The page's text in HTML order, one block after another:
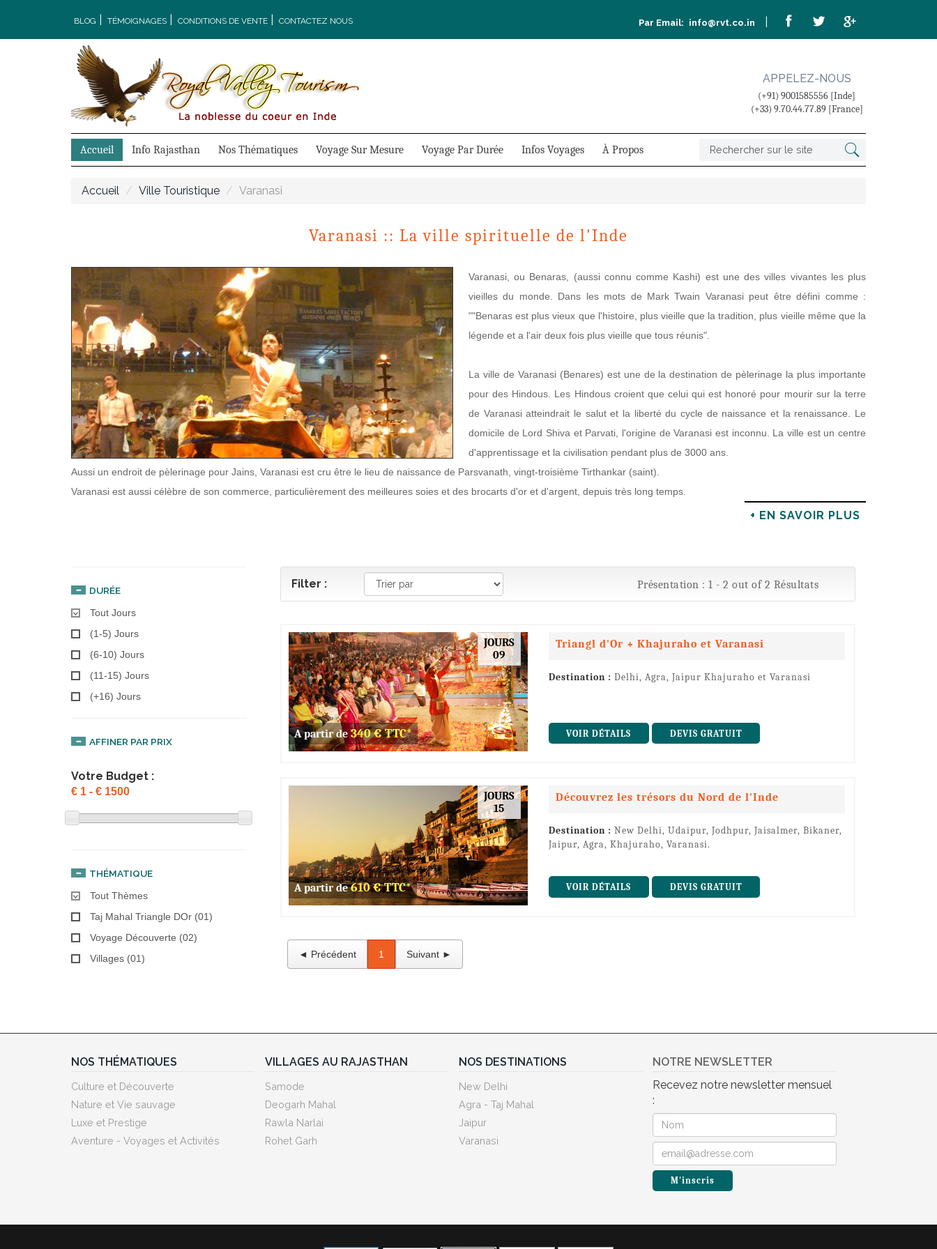
BLOG TÉMOIGNAGES CONDITIONS DE VENTE CONTACTEZ NOUS Par Email: info@rvt.co.in
APPELEZ-NOUS
(+91) 9001585556 [Inde]
(+33) 9.70.44.77.89 [France]
Accueil Info Rajasthan Nos Thématiques Voyage Sur Mesure Voyage Par Durée Infos Voyages À Propos
Accueil Ville Touristique Varanasi
Varanasi :: La ville spirituelle de l'Inde
Varanasi, ou Benaras, (aussi connu comme Kashi) est une des villes vivantes les plus
vieilles du monde. Dans les mots de Mark Twain Varanasi peut être défini comme :
""Benaras est plus vieux que l'histoire, plus vieille que la tradition, plus vieille même que la
légende et a l'air deux fois plus vieille que tous réunis".
La ville de Varanasi (Benares) est une de la destination de pèlerinage la plus importante
pour des Hindous. Les Hindous croient que celui qui est honoré pour mourir sur la terre
de Varanasi atteindrait le salut et la liberté du cycle de naissance et la renaissance. Le
domicile de Lord Shiva et Parvati, l'origine de Varanasi est inconnu. La ville est un centre
d'apprentissage et la civilisation pendant plus de 3000 ans.
Aussi un endroit de pèlerinage pour Jains, Varanasi est cru être le lieu de naissance de Parsvanath, vingt-troisième Tirthankar (saint).
Varanasi est aussi célèbre de son commerce, particulièrement des meilleures soies et des brocarts d'or et d'argent, depuis très long temps.
+ EN SAVOIR PLUS
Filter : Présentation : 1 - 2 out of 2 Résultats
JOURS
09
A partir de340 € TTC*
Triangl d'Or + Khajuraho et Varanasi
Destination : Delhi, Agra, Jaipur Khajuraho et Varanasi
VOIR DÉTAILS DEVIS GRATUIT
JOURS
15
A partir de610 € TTC*
Découvrez les trésors du Nord de l'Inde
Destination : New Delhi, Udaipur, Jodhpur, Jaisalmer, Bikaner,
Jaipur, Agra, Khajuraho, Varanasi.
VOIR DÉTAILS DEVIS GRATUIT
◄ Précédent 1 Suivant ►
DURÉE
Tout Jours
(1-5) Jours
(6-10) Jours
(11-15) Jours
(+16) Jours
AFFINER PAR PRIX
Votre Budget :
THÉMATIQUE
Tout Thèmes
Taj Mahal Triangle DOr (01)
Voyage Découverte (02)
Villages (01)
NOS THÉMATIQUES
Culture et Découverte
Nature et Vie sauvage
Luxe et Prestige
Aventure - Voyages et Activités
VILLAGES AU RAJASTHAN
Samode
Deogarh Mahal
Rawla Narlai
Rohet Garh
NOS DESTINATIONS
New Delhi
Agra - Taj Mahal
Jaipur
Varanasi
NOTRE NEWSLETTER
Recevez notre newsletter mensuel
: